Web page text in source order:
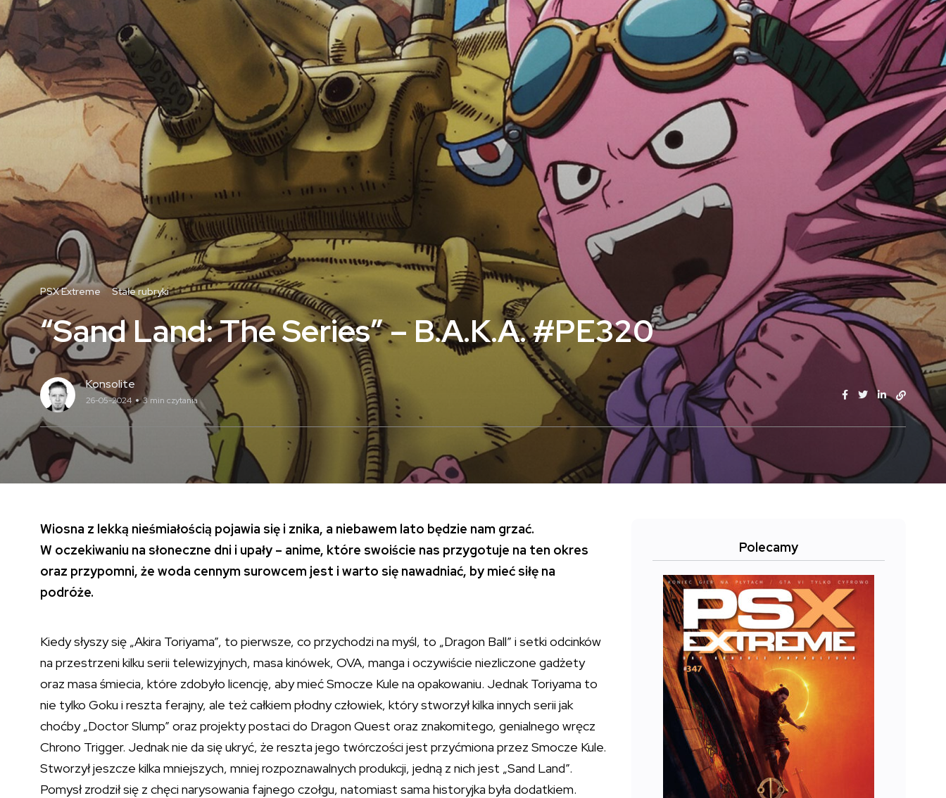
PSX Extreme Stałe rubryki
“Sand Land: The Series” – B.A.K.A. #PE320
Konsolite
26-05-2024 3 min czytania
Wiosna z lekką nieśmiałością pojawia się i znika, a niebawem lato będzie nam grzać.
W oczekiwaniu na słoneczne dni i upały – anime, które swoiście nas przygotuje na ten okres
oraz przypomni, że woda cennym surowcem jest i warto się nawadniać, by mieć siłę na
podróże.
Kiedy słyszy się „Akira Toriyama”, to pierwsze, co przychodzi na myśl, to „Dragon Ball” i setki odcinków
na przestrzeni kilku serii telewizyjnych, masa kinówek, OVA, manga i oczywiście niezliczone gadżety
oraz masa śmiecia, które zdobyło licencję, aby mieć Smocze Kule na opakowaniu. Jednak Toriyama to
nie tylko Goku i reszta ferajny, ale też całkiem płodny człowiek, który stworzył kilka innych serii jak
choćby „Doctor Slump” oraz projekty postaci do Dragon Quest oraz znakomitego, genialnego wręcz
Chrono Trigger. Jednak nie da się ukryć, że reszta jego twórczości jest przyćmiona przez Smocze Kule.
Stworzył jeszcze kilka mniejszych, mniej rozpoznawalnych produkcji, jedną z nich jest „Sand Land”.
Pomysł zrodził się z chęci narysowania fajnego czołgu, natomiast sama historyjka była dodatkiem.
Polecamy